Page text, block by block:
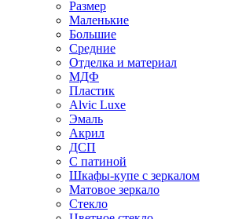
Размер
Маленькие
Большие
Средние
Отделка и материал
МДФ
Пластик
Alvic Luxe
Эмаль
Акрил
ДСП
С патиной
Шкафы-купе с зеркалом
Матовое зеркало
Стекло